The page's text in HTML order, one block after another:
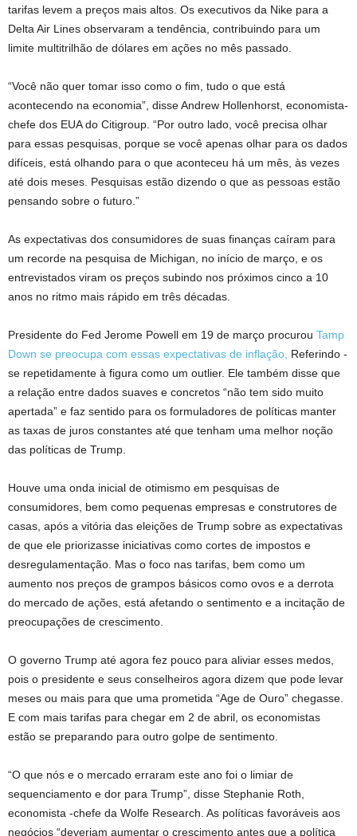
tarifas levem a preços mais altos. Os executivos da Nike para a
Delta Air Lines observaram a tendência, contribuindo para um
limite multitrilhão de dólares em ações no mês passado.
“Você não quer tomar isso como o fim, tudo o que está
acontecendo na economia”, disse Andrew Hollenhorst, economista-
chefe dos EUA do Citigroup. “Por outro lado, você precisa olhar
para essas pesquisas, porque se você apenas olhar para os dados
difíceis, está olhando para o que aconteceu há um mês, às vezes
até dois meses. Pesquisas estão dizendo o que as pessoas estão
pensando sobre o futuro.”
As expectativas dos consumidores de suas finanças caíram para
um recorde na pesquisa de Michigan, no início de março, e os
entrevistados viram os preços subindo nos próximos cinco a 10
anos no ritmo mais rápido em três décadas.
Presidente do Fed Jerome Powell em 19 de março procurou Tamp
Down se preocupa com essas expectativas de inflação, Referindo -
se repetidamente à figura como um outlier. Ele também disse que
a relação entre dados suaves e concretos “não tem sido muito
apertada” e faz sentido para os formuladores de políticas manter
as taxas de juros constantes até que tenham uma melhor noção
das políticas de Trump.
Houve uma onda inicial de otimismo em pesquisas de
consumidores, bem como pequenas empresas e construtores de
casas, após a vitória das eleições de Trump sobre as expectativas
de que ele priorizasse iniciativas como cortes de impostos e
desregulamentação. Mas o foco nas tarifas, bem como um
aumento nos preços de grampos básicos como ovos e a derrota
do mercado de ações, está afetando o sentimento e a incitação de
preocupações de crescimento.
O governo Trump até agora fez pouco para aliviar esses medos,
pois o presidente e seus conselheiros agora dizem que pode levar
meses ou mais para que uma prometida “Age de Ouro” chegasse.
E com mais tarifas para chegar em 2 de abril, os economistas
estão se preparando para outro golpe de sentimento.
“O que nós e o mercado erraram este ano foi o limiar de
sequenciamento e dor para Trump”, disse Stephanie Roth,
economista -chefe da Wolfe Research. As políticas favoráveis ​​aos
negócios “deveriam aumentar o crescimento antes que a política